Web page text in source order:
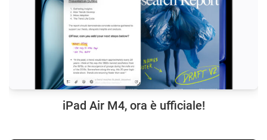
iPad Air M4, ora è ufficiale!